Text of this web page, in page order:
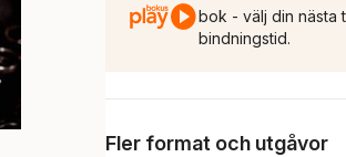
bok - välj din nästa
bindningstid.
Fler format och utgåvor